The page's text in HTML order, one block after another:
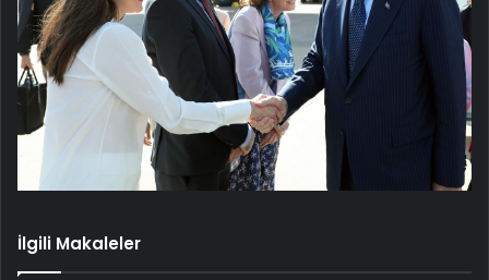
İlgili Makaleler